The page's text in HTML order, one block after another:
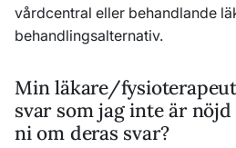
vårdcentral eller behandlande
behandlingsalternativ.
Min läkare/
svar som jag inte är
ni om deras svar?